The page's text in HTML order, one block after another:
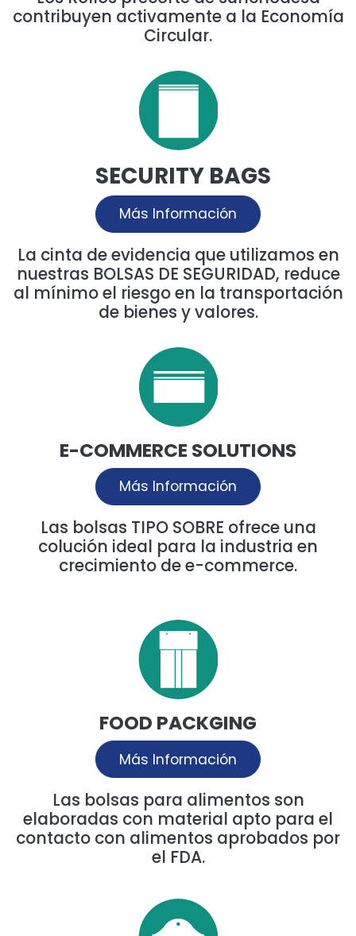
contribuyen activamente a la Economía
Circular.
SECURITY BAGS
Más Información
La cinta de evidencia que utilizamos en
nuestras BOLSAS DE SEGURIDAD, reduce
al mínimo el riesgo en la transportación
de bienes y valores.
E-COMMERCE SOLUTIONS
Más Información
Las bolsas TIPO SOBRE ofrece una
colución ideal para la industria en
crecimiento de e-commerce.
FOOD PACKGING
Más Información
Las bolsas para alimentos son
elaboradas con material apto para el
contacto con alimentos aprobados por
el FDA.